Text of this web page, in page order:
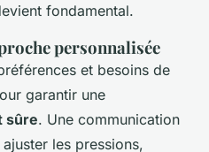
fondamental.
personnalisée
et besoins de
garantir une
sûre. Une communication
les pressions,